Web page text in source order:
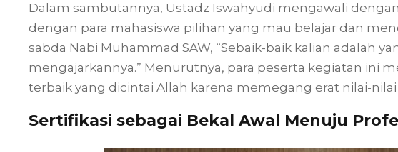
Dalam sambutannya, Ustadz Iswahyudi mengawali
dengan para mahasiswa pilihan yang mau belajar dan
sabda Nabi Muhammad SAW, “Sebaik-baik kalian adalah
mengajarkannya.” Menurutnya, para peserta kegiatan ini
terbaik yang dicintai Allah karena memegang erat nilai-
Sertifikasi sebagai Bekal Awal Menuju